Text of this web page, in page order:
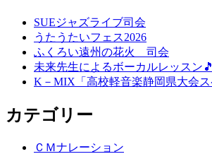
SUEジャズライブ司会
うたうたいフェス2026
ふくろい遠州の花火 司会
未来先生によるボーカルレッスン🎵
K－MIX「高校軽音楽静岡県大会
カテゴリー
ＣＭナレーション